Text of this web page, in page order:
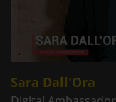
Sara Dall'Ora